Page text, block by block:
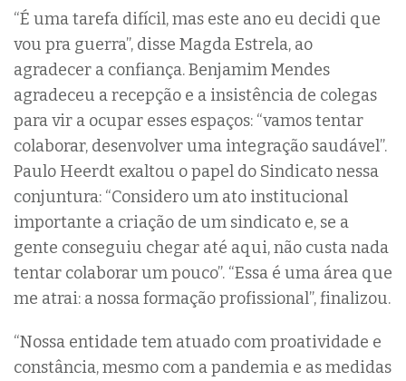
“É uma tarefa difícil, mas este ano eu decidi que
vou pra guerra”, disse Magda Estrela, ao
agradecer a confiança. Benjamim Mendes
agradeceu a recepção e a insistência de colegas
para vir a ocupar esses espaços: “vamos tentar
colaborar, desenvolver uma integração saudável”.
Paulo Heerdt exaltou o papel do Sindicato nessa
conjuntura: “Considero um ato institucional
importante a criação de um sindicato e, se a
gente conseguiu chegar até aqui, não custa nada
tentar colaborar um pouco”. “Essa é uma área que
me atrai: a nossa formação profissional”, finalizou.
“Nossa entidade tem atuado com proatividade e
constância, mesmo com a pandemia e as medidas